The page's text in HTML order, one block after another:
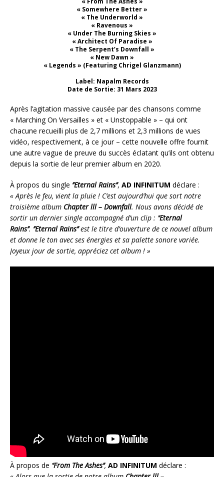
« Somewhere Better »
« The Underworld »
« Ravenous »
« Under The Burning Skies »
« Architect Of Paradise »
« The Serpent’s Downfall »
« New Dawn »
« Legends » (Featuring Chrigel Glanzmann)
Label: Napalm Records
Date de Sortie: 31 Mars 2023
Après l’agitation massive causée par des chansons comme
« Marching On Versailles » et « Unstoppable » – qui ont
chacune recueilli plus de 2,7 millions et 2,3 millions de vues
vidéo, respectivement, à ce jour – cette nouvelle offre fournit
une autre vague de preuve du succès éclatant qu’ils ont obtenu
depuis la sortie de leur premier album en 2020.
À propos du single ’’Eternal Rains’’, AD INFINITUM déclare :
« Après le feu, vient la pluie ! C’est aujourd’hui que sort notre
troisième album Chapter lll – Downfall. Nous avons décidé de
sortir un dernier single accompagné d’un clip : ’’Eternal
Rains’’. ’’Eternal Rains’’est le titre d’ouverture de ce nouvel album
et donne le ton avec ses énergies et sa palette sonore variée.
Joyeux jour de sortie, appréciez cet album ! »
À propos de ’’From The Ashes’’, AD INFINITUM déclare :